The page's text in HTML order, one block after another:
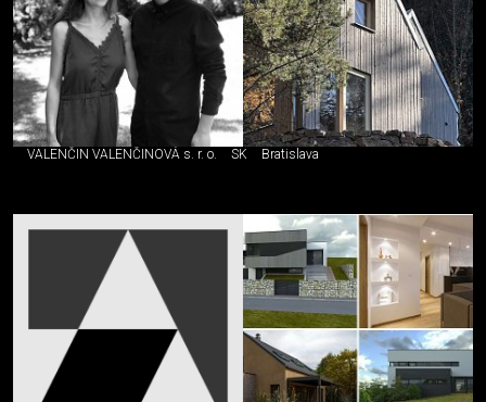
VALENČIN VALENČINOVÁ s. r. o. SK Bratislava